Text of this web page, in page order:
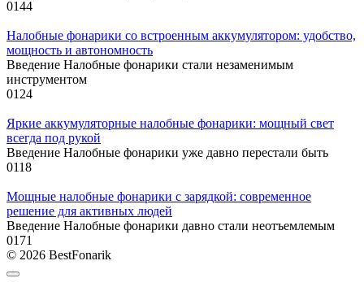
0144
Налобные фонарики со встроенным аккумулятором: удобство,
мощность и автономность
Введение Налобные фонарики стали незаменимым
инструментом
0124
Яркие аккумуляторные налобные фонарики: мощный свет
всегда под рукой
Введение Налобные фонарики уже давно перестали быть
0118
Мощные налобные фонарики с зарядкой: современное
решение для активных людей
Введение Налобные фонарики давно стали неотъемлемым
0171
© 2026 BestFonarik